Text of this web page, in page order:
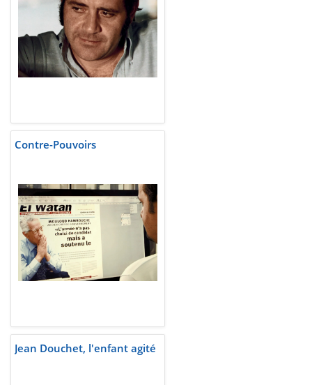
Contre-Pouvoirs
Jean Douchet, l'enfant agité